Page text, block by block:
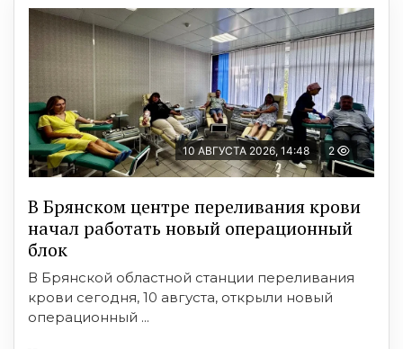
10 АВГУСТА 2026, 14:48 2
В Брянском центре переливания крови
начал работать новый операционный
блок
В Брянской областной станции переливания
крови сегодня, 10 августа, открыли новый
операционный ...